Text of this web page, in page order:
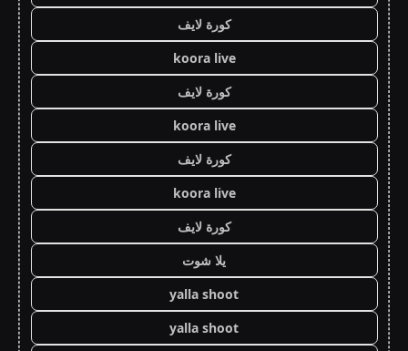
كورة لايف
koora live
كورة لايف
koora live
كورة لايف
koora live
كورة لايف
يلا شوت
yalla shoot
yalla shoot